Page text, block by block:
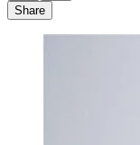
Share